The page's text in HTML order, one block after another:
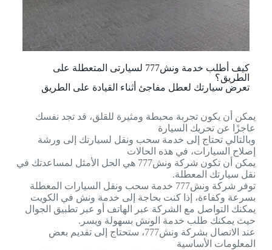
كيف أطلب خدمة ونش777 لسيارتى المتعطلة على
الطريق؟
تعرض سيارتك لعطل مفاجئ أثناء القيادة على الطريق
يمكن أن يكون تجربة محبطة ومثيرة للقلق، قد تجد نفسك
عاجزًا عن تحريك السيارة
وبالتالي تحتاج إلى خدمة سحب ونقل لسيارتك إلى ورشة
إصلاح السيارات، في هذه الحالات
يمكن أن تكون شركة ونش777 هي الحل الأمثل لمساعدتك في
نقل سيارتك المعطلة.
توفر شركة ونش777 خدمة سحب ونقل السيارات المعطلة
بسرعة وكفاءة، إذا كنت بحاجة إلى خدمة ونش في الكويت
يمكنك التواصل مع الشركة عبر الهاتف أو عبر تطبيق الجوال
حيث يمكنك طلب خدمة الونش بسهولة ويسر.
عند الاتصال بشركة ونش777، ستحتاج إلى تقديم بعض
المعلومات الأساسية